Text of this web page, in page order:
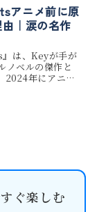
を話数ごとにわ
アニメ前に原
｜涙の名作
は、Keyが手が
ノベルの傑作と
2024年にアニメ
ぐ楽しむ